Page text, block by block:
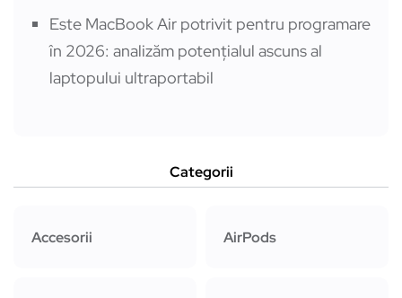
Este MacBook Air potrivit pentru programare
în 2026: analizăm potențialul ascuns al
laptopului ultraportabil
Categorii
Accesorii AirPods